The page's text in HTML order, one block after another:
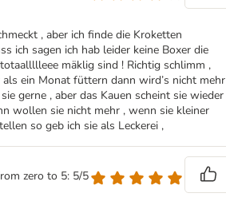
, aber ich finde die Kroketten
ich sagen ich hab leider keine Boxer die
mäklig sind ! Richtig schlimm ,
ein Monat füttern dann wird’s nicht mehr
gerne , aber das Kauen scheint sie wieder
wollen sie nicht mehr , wenn sie kleiner
so geb ich sie als Leckerei ,
zero to 5: 5/5